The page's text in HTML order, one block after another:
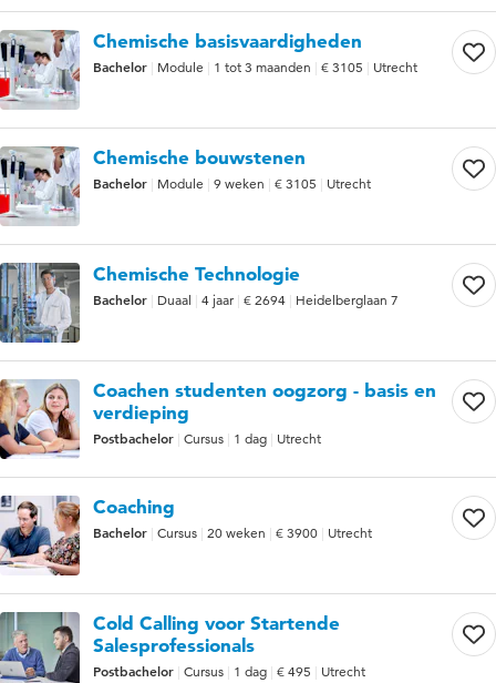
Chemische basisvaardigheden
Bachelor Module 1 tot 3 maanden € 3105 Utrecht
Chemische bouwstenen
Bachelor Module 9 weken € 3105 Utrecht
Chemische Technologie
Bachelor Duaal 4 jaar € 2694 Heidelberglaan 7
Coachen studenten oogzorg - basis en
verdieping
Postbachelor Cursus 1 dag Utrecht
Coaching
Bachelor Cursus 20 weken € 3900 Utrecht
Cold Calling voor Startende
Salesprofessionals
Postbachelor Cursus 1 dag € 495 Utrecht